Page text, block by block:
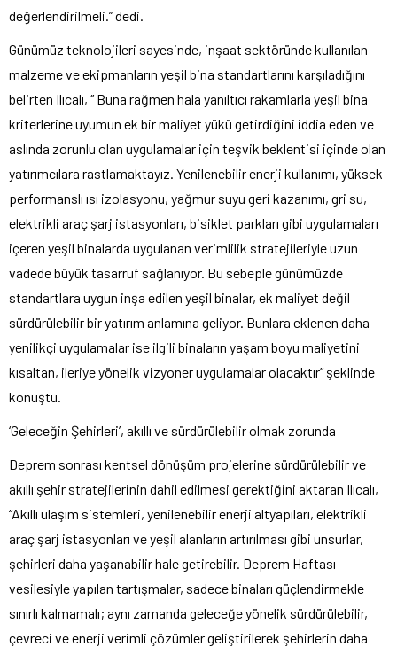
değerlendirilmeli.’’ dedi.
Günümüz teknolojileri sayesinde, inşaat sektöründe kullanılan
malzeme ve ekipmanların yeşil bina standartlarını karşıladığını
belirten Ilıcalı, ‘’ Buna rağmen hala yanıltıcı rakamlarla yeşil bina
kriterlerine uyumun ek bir maliyet yükü getirdiğini iddia eden ve
aslında zorunlu olan uygulamalar için teşvik beklentisi içinde olan
yatırımcılara rastlamaktayız. Yenilenebilir enerji kullanımı, yüksek
performanslı ısı izolasyonu, yağmur suyu geri kazanımı, gri su,
elektrikli araç şarj istasyonları, bisiklet parkları gibi uygulamaları
içeren yeşil binalarda uygulanan verimlilik stratejileriyle uzun
vadede büyük tasarruf sağlanıyor. Bu sebeple günümüzde
standartlara uygun inşa edilen yeşil binalar, ek maliyet değil
sürdürülebilir bir yatırım anlamına geliyor. Bunlara eklenen daha
yenilikçi uygulamalar ise ilgili binaların yaşam boyu maliyetini
kısaltan, ileriye yönelik vizyoner uygulamalar olacaktır” şeklinde
konuştu.
‘Geleceğin Şehirleri’, akıllı ve sürdürülebilir olmak zorunda
Deprem sonrası kentsel dönüşüm projelerine sürdürülebilir ve
akıllı şehir stratejilerinin dahil edilmesi gerektiğini aktaran Ilıcalı,
“Akıllı ulaşım sistemleri, yenilenebilir enerji altyapıları, elektrikli
araç şarj istasyonları ve yeşil alanların artırılması gibi unsurlar,
şehirleri daha yaşanabilir hale getirebilir. Deprem Haftası
vesilesiyle yapılan tartışmalar, sadece binaları güçlendirmekle
sınırlı kalmamalı; aynı zamanda geleceğe yönelik sürdürülebilir,
çevreci ve enerji verimli çözümler geliştirilerek şehirlerin daha